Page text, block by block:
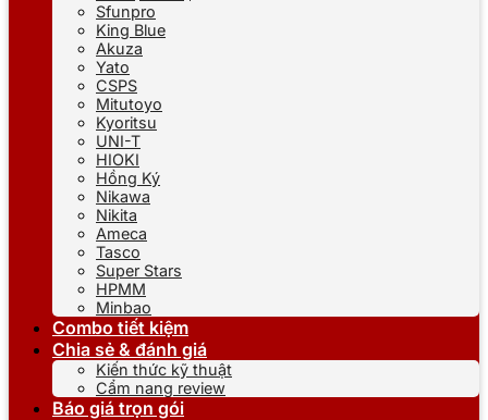
Sfunpro
King Blue
Akuza
Yato
CSPS
Mitutoyo
Kyoritsu
UNI-T
HIOKI
Hồng Ký
Nikawa
Nikita
Ameca
Tasco
Super Stars
HPMM
Minbao
Combo tiết kiệm
Chia sẻ & đánh giá
Kiến thức kỹ thuật
Cẩm nang review
Báo giá trọn gói